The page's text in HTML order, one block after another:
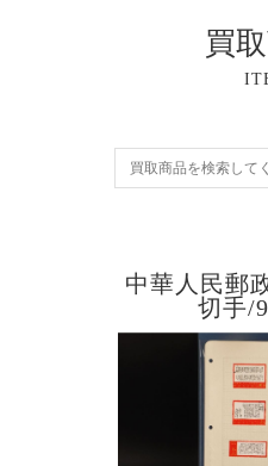
買
中華人民郵
切手/